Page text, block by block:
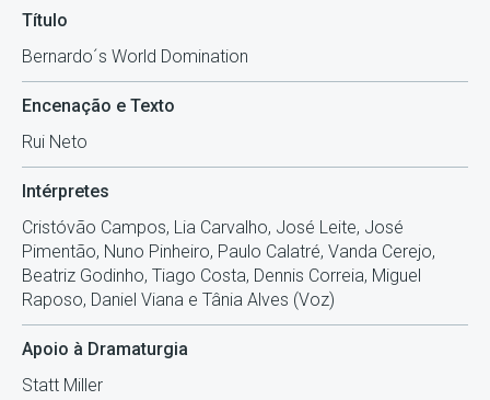
Título
Bernardo´s World Domination
Encenação e Texto
Rui Neto
Intérpretes
Cristóvão Campos, Lia Carvalho, José Leite, José
Pimentão, Nuno Pinheiro, Paulo Calatré, Vanda Cerejo,
Beatriz Godinho, Tiago Costa, Dennis Correia, Miguel
Raposo, Daniel Viana e Tânia Alves (Voz)
Apoio à Dramaturgia
Statt Miller